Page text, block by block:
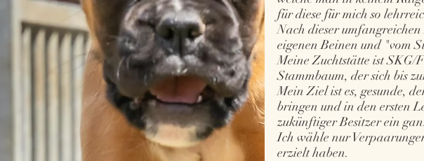
für diese für mich so
Nach dieser
eigenen Beinen und "vom
Meine Zuchtstätte ist SKG/
Stammbaum, der sich bis
Mein Ziel ist es, gesunde,
bringen und in den ersten
zukünftiger Besitzer ein
Ich wähle nur
erzielt haben.